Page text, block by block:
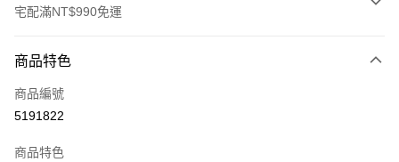
宅配滿NT$990免運
信用卡一次付款
LINE Pay
商品特色
商品編號
5191822
商品特色